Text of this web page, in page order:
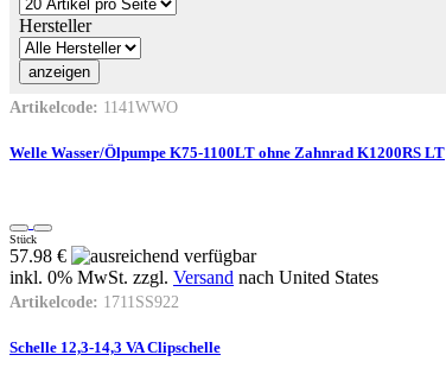
Hersteller
Artikelcode: 1141WWO
Welle Wasser/Ölpumpe K75-1100LT ohne Zahnrad K1200RS LT
Stück
57.98 €
inkl. 0% MwSt. zzgl. Versand nach United States
Artikelcode: 1711SS922
Schelle 12,3-14,3 VA Clipschelle